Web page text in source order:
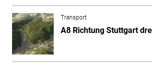
Transport
A8 Richtung Stuttgart